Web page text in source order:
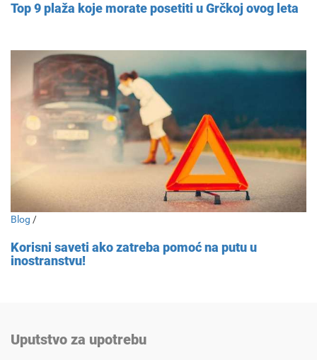
Top 9 plaža koje morate posetiti u Grčkoj ovog leta
Blog /
Korisni saveti ako zatreba pomoć na putu u
inostranstvu!
Uputstvo za upotrebu